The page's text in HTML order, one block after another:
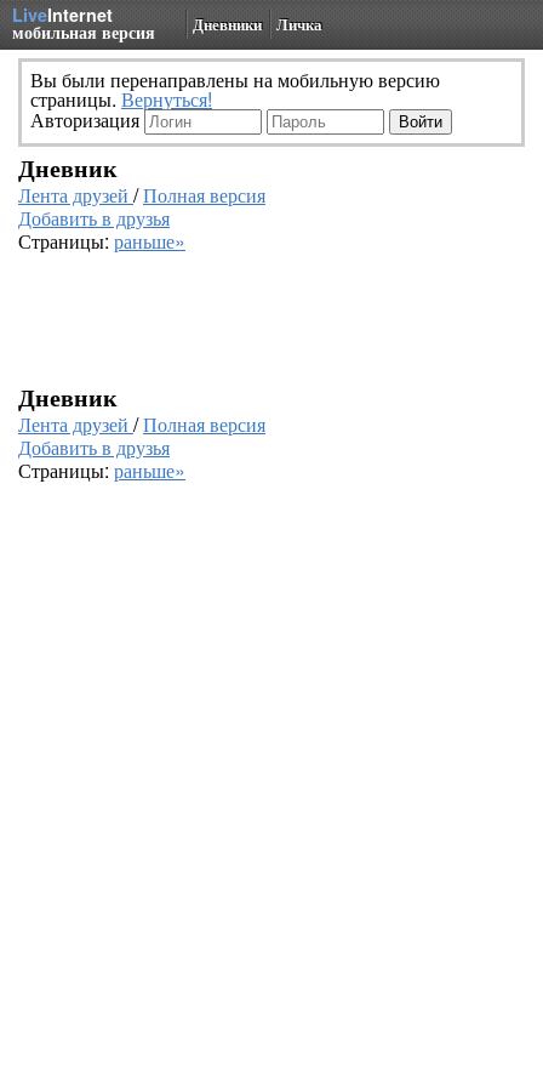
LiveInternet
мобильная версия Дневники Личка
Вы были перенаправлены на мобильную версию
страницы. Вернуться!
Авторизация
Дневник
Лента друзей /Полная версия
Добавить в друзья
Страницы: раньше»
Дневник
Лента друзей /Полная версия
Добавить в друзья
Страницы: раньше»